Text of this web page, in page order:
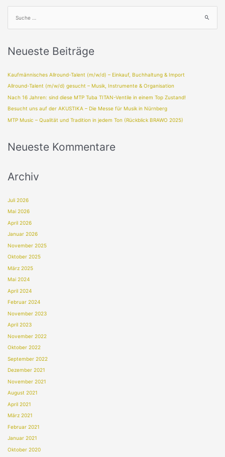
Neueste Beiträge
Kaufmännisches Allround-Talent (m/w/d) – Einkauf, Buchhaltung & Import
Allround-Talent (m/w/d) gesucht – Musik, Instrumente & Organisation
Nach 16 Jahren: sind diese MTP Tuba TITAN-Ventile in einem Top Zustand!
Besucht uns auf der AKUSTIKA – Die Messe für Musik in Nürnberg
MTP Music – Qualität und Tradition in jedem Ton (Rückblick BRAWO 2025)
Neueste Kommentare
Archiv
Juli 2026
Mai 2026
April 2026
Januar 2026
November 2025
Oktober 2025
März 2025
Mai 2024
April 2024
Februar 2024
November 2023
April 2023
November 2022
Oktober 2022
September 2022
Dezember 2021
November 2021
August 2021
April 2021
März 2021
Februar 2021
Januar 2021
Oktober 2020